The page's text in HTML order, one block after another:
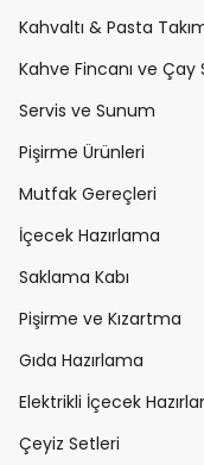
Kahvaltı & Pasta
Kahve Fincanı ve Çay
Servis ve Sunum
Pişirme Ürünleri
Mutfak Gereçleri
İçecek Hazırlama
Saklama Kabı
Pişirme ve Kızartma
Gıda Hazırlama
Elektrikli İçecek
Çeyiz Setleri